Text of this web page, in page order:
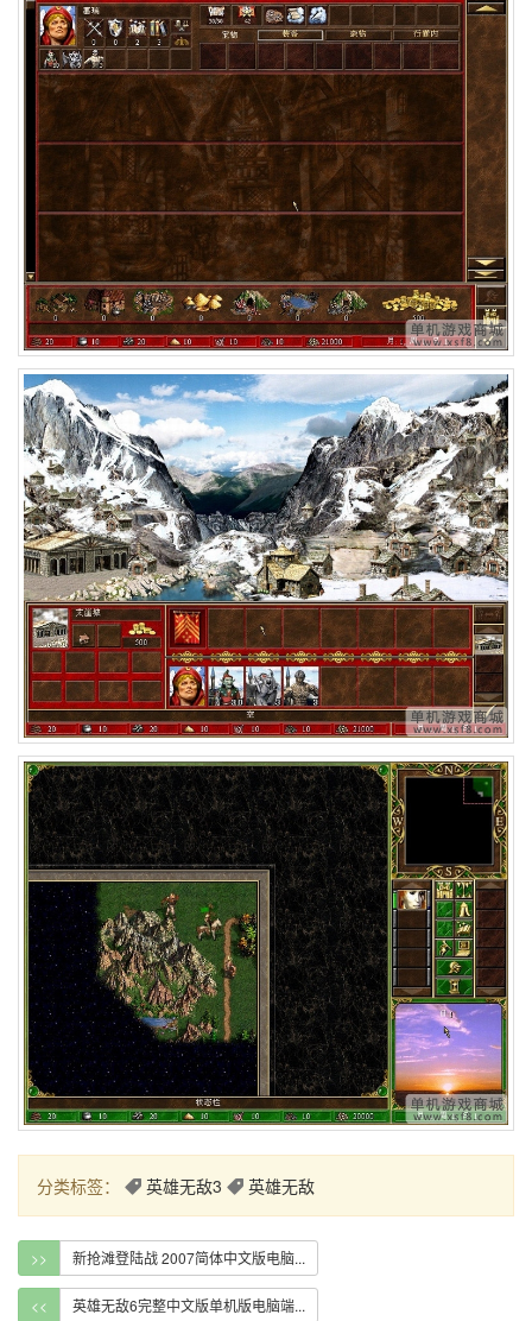
分类标签： 英雄无敌3 英雄无敌
>> 新抢滩登陆战 2007简体中文版电脑...
<< 英雄无敌6完整中文版单机版电脑端...